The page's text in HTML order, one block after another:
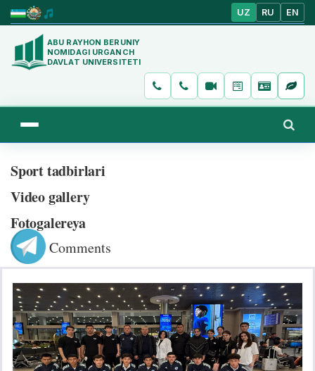
UZ RU EN
ABU RAYHON BERUNIY
NOMIDAGI URGANCH
DAVLAT UNIVERSITETI
Sport tadbirlari
Video gallery
Fotogalereya
Comments